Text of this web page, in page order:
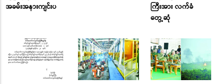
အခမ်းအနားကျင်းပ
ကြီးအား လက်ခံ
တွေ့ဆုံ